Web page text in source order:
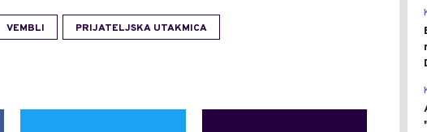
VEMBLI PRIJATELJSKA UTAKMICA